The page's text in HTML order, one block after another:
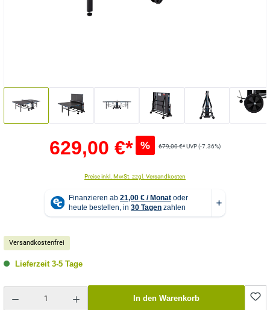
629,00 €* % 679,00 €*UVP (-7.36%)
Preise inkl. MwSt. zzgl. Versandkosten
Versandkostenfrei
Lieferzeit 3-5 Tage
In den Warenkorb